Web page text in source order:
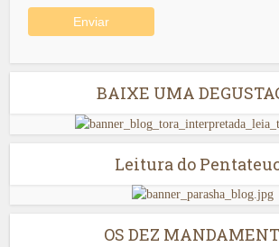
BAIXE UMA
Leitura do
OS DEZ